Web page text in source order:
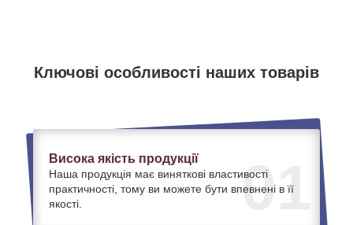
Ключові особливості наших товарів
01
Висока якість продукції
Наша продукція має виняткові властивості
практичності, тому ви можете бути впевнені в її
якості.